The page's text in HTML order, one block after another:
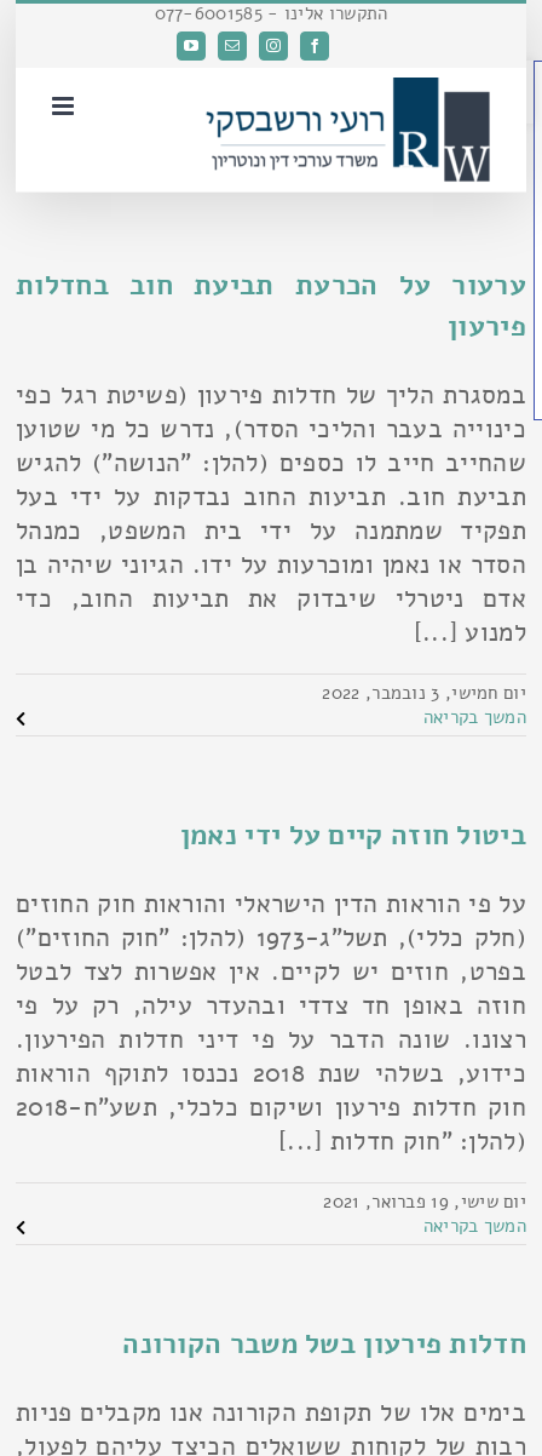
התקשרו אלינו - 077-6001585
Facebook
Instagramכתובת
דואר
YouTube
ערעור על הכרעת תביעת חוב בחדלות
פירעון
במסגרת הליך של חדלות פירעון (פשיטת רגל כפי
כינוייה בעבר והליכי הסדר), נדרש כל מי שטוען
שהחייב חייב לו כספים (להלן: "הנושה") להגיש
תביעת חוב. תביעות החוב נבדקות על ידי בעל
תפקיד שמתמנה על ידי בית המשפט, כמנהל
הסדר או נאמן ומוכרעות על ידו. הגיוני שיהיה בן
אדם ניטרלי שיבדוק את תביעות החוב, כדי
למנוע [...]
יום חמישי, 3 נובמבר, 2022
המשך בקריאה
ביטול חוזה קיים על ידי נאמן
על פי הוראות הדין הישראלי והוראות חוק החוזים
(חלק כללי), תשל"ג-1973 (להלן: "חוק החוזים")
בפרט, חוזים יש לקיים. אין אפשרות לצד לבטל
חוזה באופן חד צדדי ובהעדר עילה, רק על פי
רצונו. שונה הדבר על פי דיני חדלות הפירעון.
כידוע, בשלהי שנת 2018 נכנסו לתוקף הוראות
חוק חדלות פירעון ושיקום כלכלי, תשע"ח-2018
(להלן: "חוק חדלות [...]
יום שישי, 19 פברואר, 2021
המשך בקריאה
חדלות פירעון בשל משבר הקורונה
בימים אלו של תקופת הקורונה אנו מקבלים פניות
רבות של לקוחות ששואלים הכיצד עליהם לפעול,
פתח סרגל נגישות